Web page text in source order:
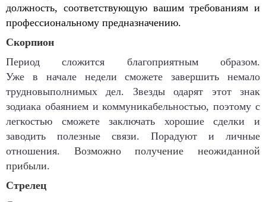
должность, соответствующую вашим требованиям и
профессиональному предназначению.
Скорпион
Период сложится благоприятным образом.
Уже в начале недели сможете завершить немало
трудновыполнимых дел. Звезды одарят этот знак
зодиака обаянием и коммуникабельностью, поэтому с
легкостью сможете заключать хорошие сделки и
заводить полезные связи. Порадуют и личные
отношения. Возможно получение неожиданной
прибыли.
Стрелец